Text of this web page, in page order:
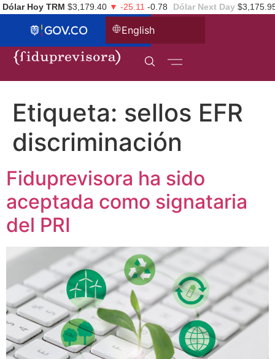
Dólar Hoy TRM $3,179.40 ▼ -25.11 -0.78 Dólar Next Day
English
Etiqueta: sellos EFR
discriminación
Fiduprevisora ha sido
aceptada como signataria
del PRI